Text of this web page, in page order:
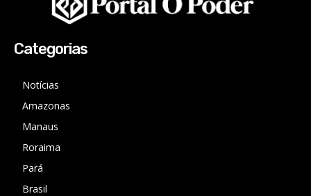
Categorias
Notícias
Amazonas
Manaus
Roraima
Pará
Brasil